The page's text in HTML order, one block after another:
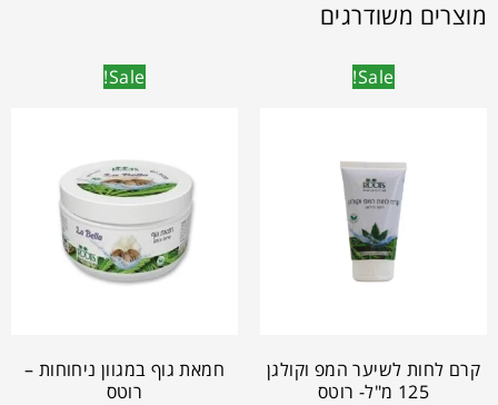
מוצרים משודרגים
Sale!
קרם לחות לשיער המפ וקולגן
125 מ"ל- רוטס
Sale!
חמאת גוף במגוון ניחוחות –
רוטס